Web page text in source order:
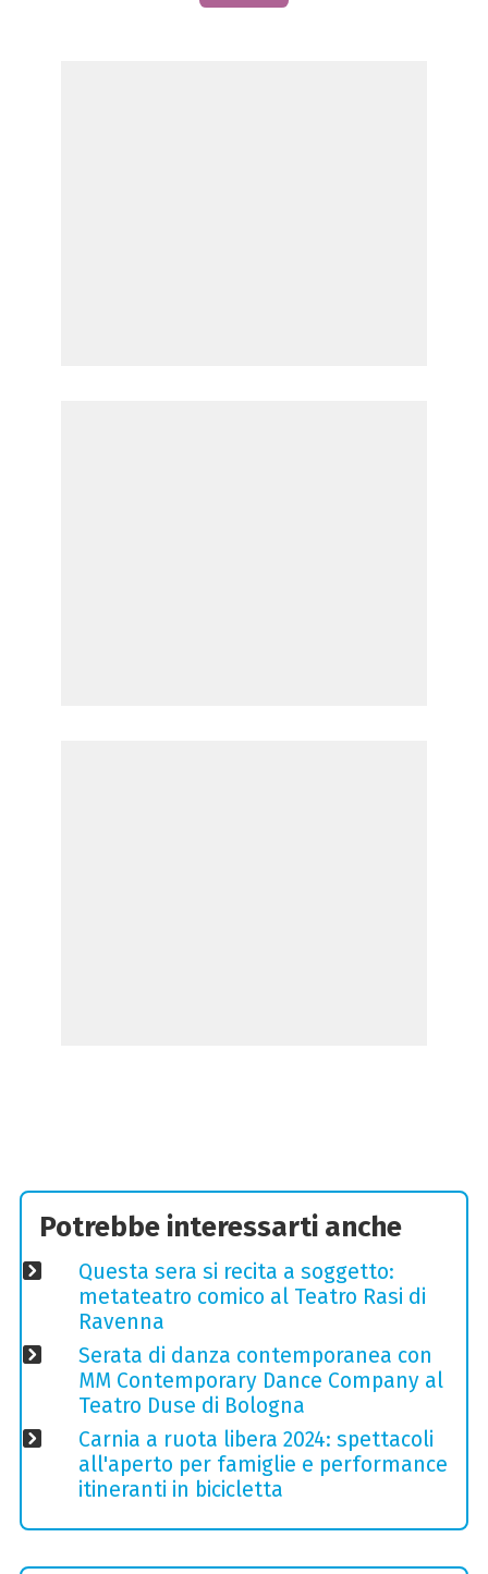
Potrebbe interessarti anche
Questa sera si recita a soggetto:
metateatro comico al Teatro Rasi di
Ravenna
Serata di danza contemporanea con
MM Contemporary Dance Company al
Teatro Duse di Bologna
Carnia a ruota libera 2024: spettacoli
all'aperto per famiglie e performance
itineranti in bicicletta